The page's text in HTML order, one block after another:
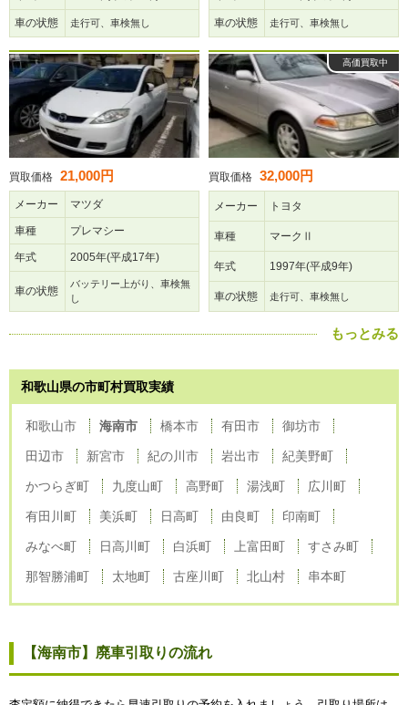
車の状態 走行可、車検無し 車の状態 走行可、車検無し
買取価格 21,000円
メーカー マツダ
車種 プレマシー
年式 2005年(平成17年)
車の状態
バッテリー上がり、車検無
し
高価買取中
買取価格 32,000円
メーカー トヨタ
車種 マークⅡ
年式 1997年(平成9年)
車の状態 走行可、車検無し
もっとみる
和歌山県の市町村買取実績
和歌山市 海南市 橋本市 有田市 御坊市
田辺市 新宮市 紀の川市 岩出市 紀美野町
かつらぎ町 九度山町 高野町 湯浅町 広川町
有田川町 美浜町 日高町 由良町 印南町
みなべ町 日高川町 白浜町 上富田町 すさみ町
那智勝浦町 太地町 古座川町 北山村 串本町
【海南市】廃車引取りの流れ